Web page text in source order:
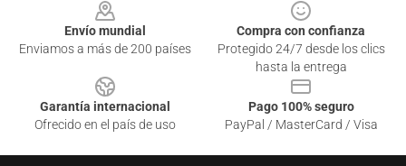
Envío mundial
Enviamos a más de 200 países
Compra con confianza
Protegido 24/7 desde los clics
hasta la entrega
Garantía internacional
Ofrecido en el país de uso
Pago 100% seguro
PayPal / MasterCard / Visa